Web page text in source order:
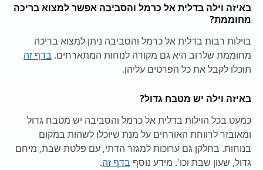
באיזה וילה בדלית אל כרמל והסביבה אפשר למצוא בריכה
מחוממת?
בוילות רבות בדלית אל כרמל והסביבה ניתן למצוא בריכה
מחוממת שלרוב היא גם מקורה לנוחות המתארחים. בדף זה
תוכלו לקבל את כל הפרטים עליהן.
באיזה וילה יש מטבח גדול?
כמעט בכל הוילות בדלית אל כרמל והסביבה יש מטבח גדול
ומאובזר לרווחת האורחים על מנת שיוכלו לשהות במקום
בנוחות. בחלקן גם ערוכות למגזר הדתי, עם פלטת שבת, מיחם
גדול, שעון שבת וכו'. מידע נוסף בדף זה.